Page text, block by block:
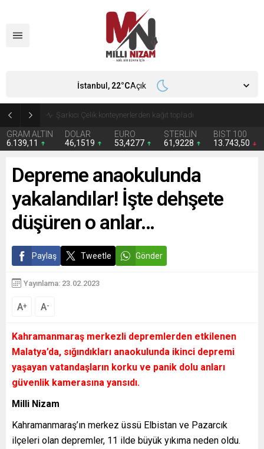
İran 2 ülkeyi birden vurdu
GRAM ALTIN
6.139,11
DOLAR
46,1519
EURO
53,4277
STERLİN
61,9228
BIST 100
13.743,50
İstanbul, 22°CAçık
Depreme anaokulunda
yakalandılar! İşte dehşete
düşüren o anlar…
Paylaş Tweetle Gönder
Yayınlama: 23.02.2023
A+ A-
Kahramanmaraş merkezli depremlerden etkilenen
Malatya’da, sığındıkları anaokulunda ikinci depremi
yaşayan vatandaşların korku ve panik dolu anları
güvenlik kamerasına yansıdı.
Milli Nizam
Kahramanmaraş’ın merkez üssü Elbistan ve Pazarcık
ilçeleri olan depremler, 11 ilde büyük yıkıma neden oldu.